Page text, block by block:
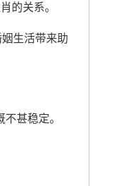
的关系。
生活带来助
甚稳定。